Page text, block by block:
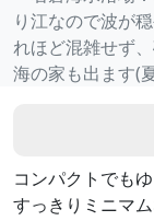
り江なので波が
れほど混雑せず
海の家も出ます(
コンパクトでもゆ
すっきりミニマ